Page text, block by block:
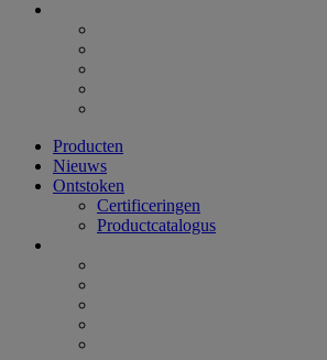
Producten
Nieuws
Ontstoken
Certificeringen
Productcatalogus